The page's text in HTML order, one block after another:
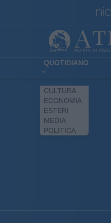
QUOTIDIANO
CULTURA
ECONOMIA
ESTERI
MEDIA
POLITICA